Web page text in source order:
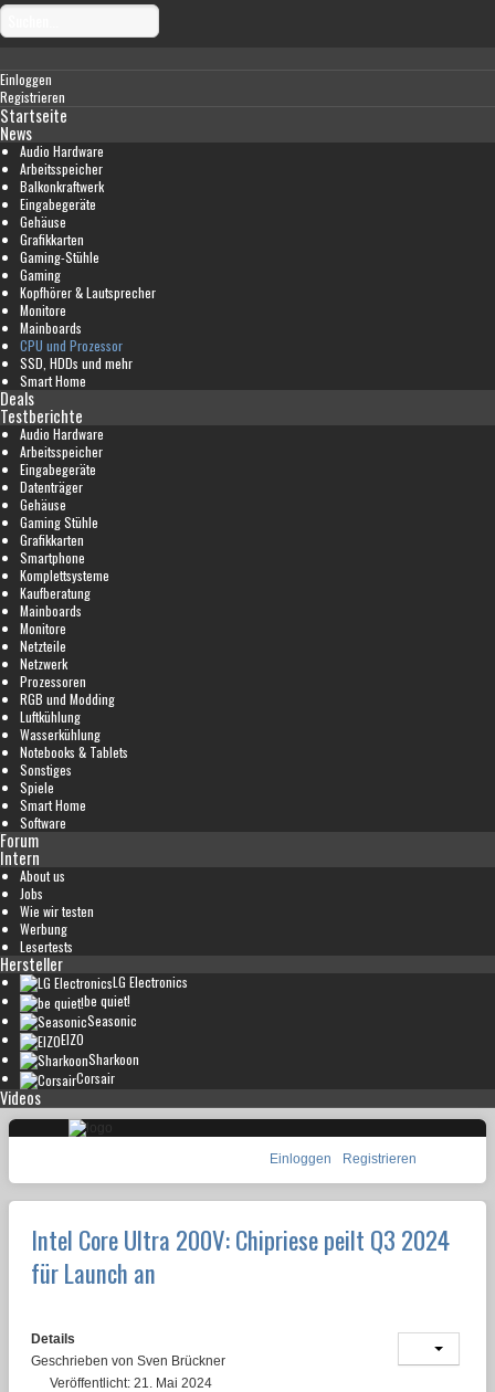
Einloggen
Registrieren
Startseite
News
Audio Hardware
Arbeitsspeicher
Balkonkraftwerk
Eingabegeräte
Gehäuse
Grafikkarten
Gaming-Stühle
Gaming
Kopfhörer & Lautsprecher
Monitore
Mainboards
CPU und Prozessor
SSD, HDDs und mehr
Smart Home
Deals
Testberichte
Audio Hardware
Arbeitsspeicher
Eingabegeräte
Datenträger
Gehäuse
Gaming Stühle
Grafikkarten
Smartphone
Komplettsysteme
Kaufberatung
Mainboards
Monitore
Netzteile
Netzwerk
Prozessoren
RGB und Modding
Luftkühlung
Wasserkühlung
Notebooks & Tablets
Sonstiges
Spiele
Smart Home
Software
Forum
Intern
About us
Jobs
Wie wir testen
Werbung
Lesertests
Hersteller
LG Electronics
be quiet!
Seasonic
EIZO
Sharkoon
Corsair
Videos
Einloggen Registrieren
Intel Core Ultra 200V: Chipriese peilt Q3 2024
für Launch an
Details
Geschrieben von Sven Brückner
Veröffentlicht: 21. Mai 2024